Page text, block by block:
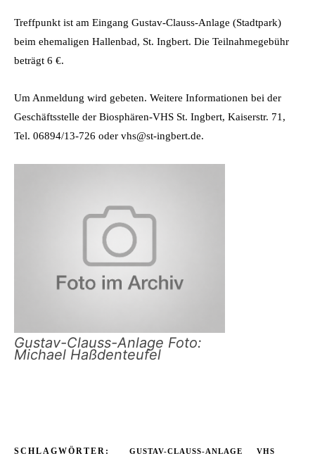
Treffpunkt ist am Eingang Gustav-Clauss-Anlage (Stadtpark)
beim ehemaligen Hallenbad, St. Ingbert. Die Teilnahmegebühr
beträgt 6 €.
Um Anmeldung wird gebeten. Weitere Informationen bei der
Geschäftsstelle der Biosphären-VHS St. Ingbert, Kaiserstr. 71,
Tel. 06894/13-726 oder vhs@st-ingbert.de.
Gustav-Clauss-Anlage Foto:
Michael Haßdenteufel
SCHLAGWÖRTER: GUSTAV-CLAUSS-ANLAGE VHS